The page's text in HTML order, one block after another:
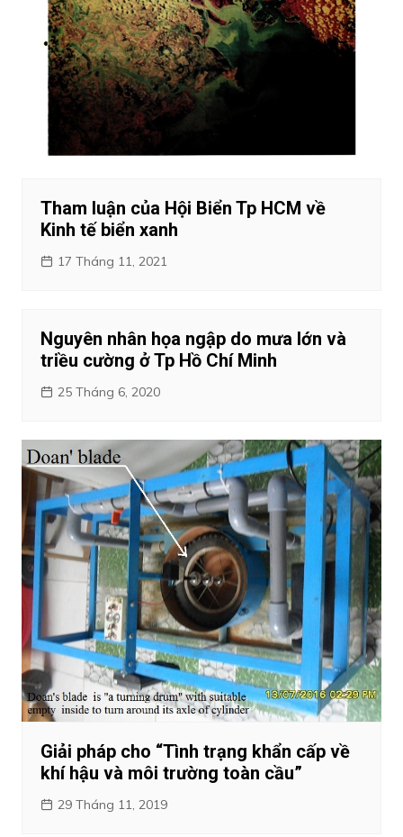
Tham luận của Hội Biển Tp HCM về
Kinh tế biển xanh
17 Tháng 11, 2021
Nguyên nhân họa ngập do mưa lớn và
triều cường ở Tp Hồ Chí Minh
25 Tháng 6, 2020
Giải pháp cho “Tình trạng khẩn cấp về
khí hậu và môi trường toàn cầu”
29 Tháng 11, 2019